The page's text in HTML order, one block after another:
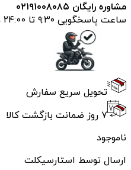
مشاوره رایگان ۰۲۱۹۱۰۰۸۰۸۵
ساعت پاسخگویی ۹:۳۰ تا ۲۴:00 در روزهای تعطیل ۱۵:00 تا ۲۰:00
تحویل سریع سفارش
۷ روز ضمانت بازگشت کالا
ناموجود
ارسال توسط استارسیکلت